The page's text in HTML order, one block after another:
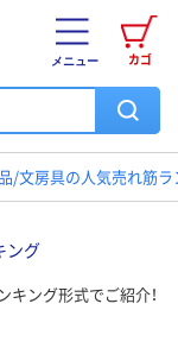
カゴ
メニュー
/文房具の人気売れ筋ラ
ング
キング形式でご紹介！